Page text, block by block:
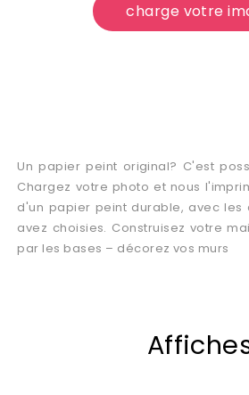
charge votre
Un papier peint original? C'est
Chargez votre photo et nous
d'un papier peint durable, avec les
avez choisies. Construisez votre
par les bases – décorez vos murs